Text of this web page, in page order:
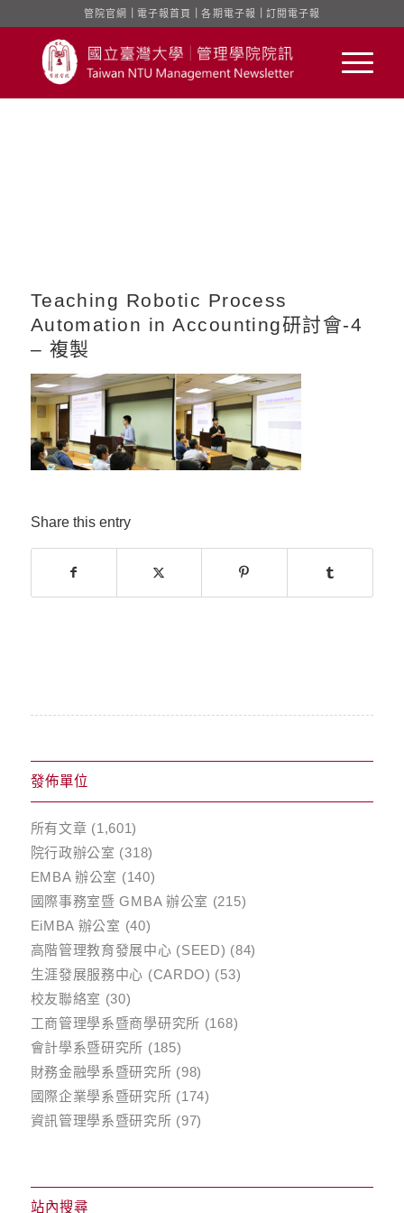
管院官網 電子報首頁 ｜各期電子報 訂閱電子報
Teaching Robotic Process
Automation in Accounting研討會-4
– 複製
Share this entry
發佈單位
所有文章 (1,601)
院行政辦公室 (318)
EMBA 辦公室 (140)
國際事務室暨 GMBA 辦公室 (215)
EiMBA 辦公室 (40)
高階管理教育發展中心 (SEED) (84)
生涯發展服務中心 (CARDO) (53)
校友聯絡室 (30)
工商管理學系暨商學研究所 (168)
會計學系暨研究所 (185)
財務金融學系暨研究所 (98)
國際企業學系暨研究所 (174)
資訊管理學系暨研究所 (97)
站內搜尋